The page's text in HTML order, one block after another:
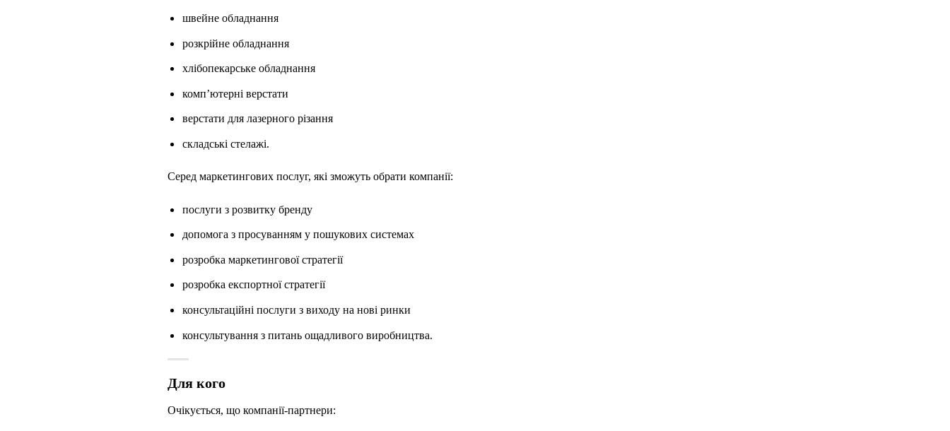
швейне обладнання
розкрійне обладнання
хлібопекарське обладнання
комп’ютерні верстати
верстати для лазерного різання
складські стелажі.
Серед маркетингових послуг, які зможуть обрати компанії:
послуги з розвитку бренду
допомога з просуванням у пошукових системах
розробка маркетингової стратегії
розробка експортної стратегії
консультаційні послуги з виходу на нові ринки
консультування з питань ощадливого виробництва.
Для кого
Очікується, що компанії-партнери: